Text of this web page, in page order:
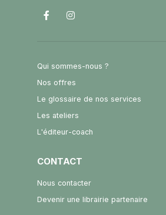
Qui sommes-nous ?
Nos offres
Le glossaire de nos services
Les ateliers
L'éditeur-coach
CONTACT
Nous contacter
Devenir une librairie partenaire